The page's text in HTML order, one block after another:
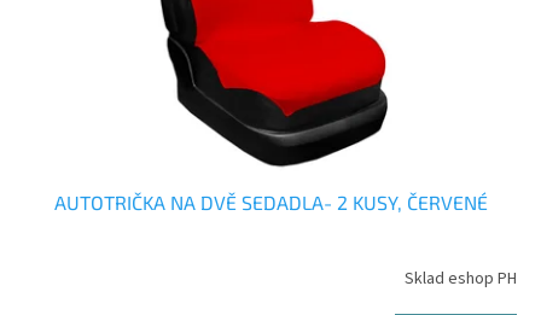
AUTOTRIČKA NA DVĚ SEDADLA- 2 KUSY, ČERVENÉ
Sklad eshop PH